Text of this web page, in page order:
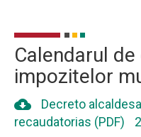
Calendarul
impozitelor
cloud_download
Decreto
recaudatorias (PDF)